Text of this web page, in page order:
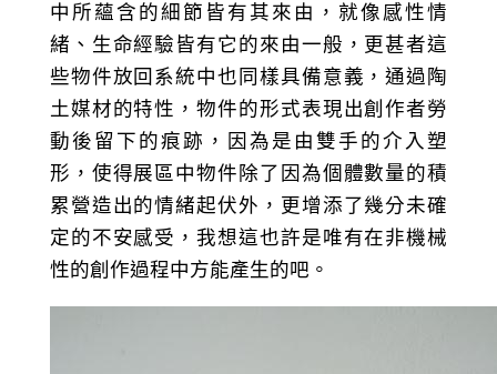
中所蘊含的細節皆有其來由，就像感性情
緒、生命經驗皆有它的來由一般，更甚者這
些物件放回系統中也同樣具備意義，通過陶
土媒材的特性，物件的形式表現出創作者勞
動後留下的痕跡，因為是由雙手的介入塑
形，使得展區中物件除了因為個體數量的積
累營造出的情緒起伏外，更增添了幾分未確
定的不安感受，我想這也許是唯有在非機械
性的創作過程中方能產生的吧。